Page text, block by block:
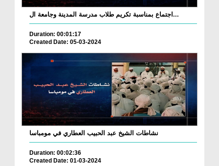
اجتماع بمناسبة تكريم طلاب مدرسة المدينة وجامعة ال...
Duration: 00:01:17
Created Date: 05-03-2024
نشاطات الشيخ عبد الحبيب العطاري في مومباسا
Duration: 00:02:36
Created Date: 01-03-2024